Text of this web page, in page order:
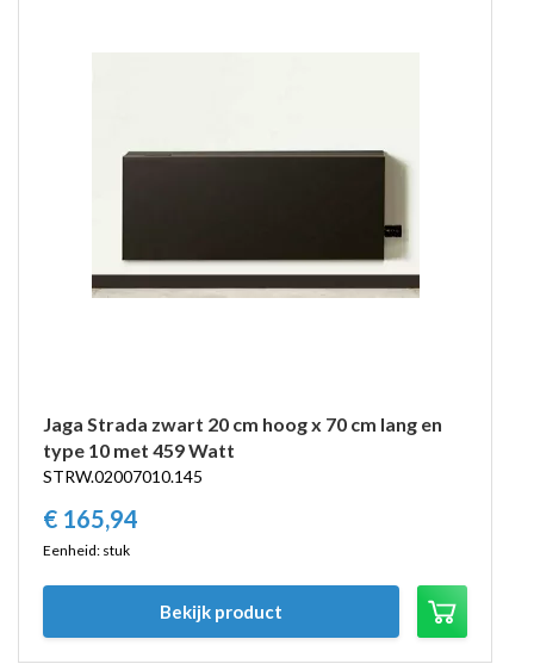
Jaga Strada zwart 20 cm hoog x 70 cm lang en
type 10 met 459 Watt
STRW.02007010.145
€ 165,94
Eenheid: stuk
Bekijk product